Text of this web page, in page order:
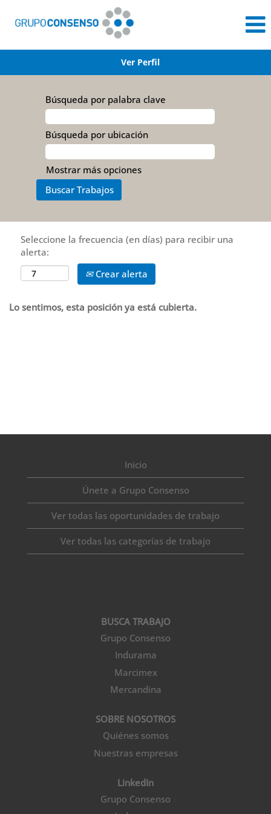
Ver Perfil
Búsqueda por palabra clave
Búsqueda por ubicación
Mostrar más opciones
Seleccione la frecuencia (en días) para recibir una
alerta:
Crear alerta
Lo sentimos, esta posición ya está cubierta.
Inicio
Únete a Grupo Consenso
Ver todas las oportunidades de trabajo
Ver todas las categorías de trabajo
BUSCA TRABAJO
Grupo Consenso
Indurama
Marcimex
Mercandina
SOBRE NOSOTROS
Quiénes somos
Nuestras empresas
LinkedIn
Grupo Consenso